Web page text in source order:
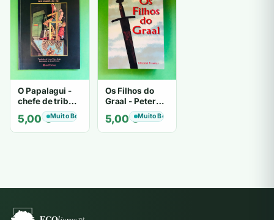
O Papalagui -
chefe de tribo
de tiavéa
5,00€Muito Bom
Os Filhos do
Graal - Peter
Berling
5,00€Muito Bom